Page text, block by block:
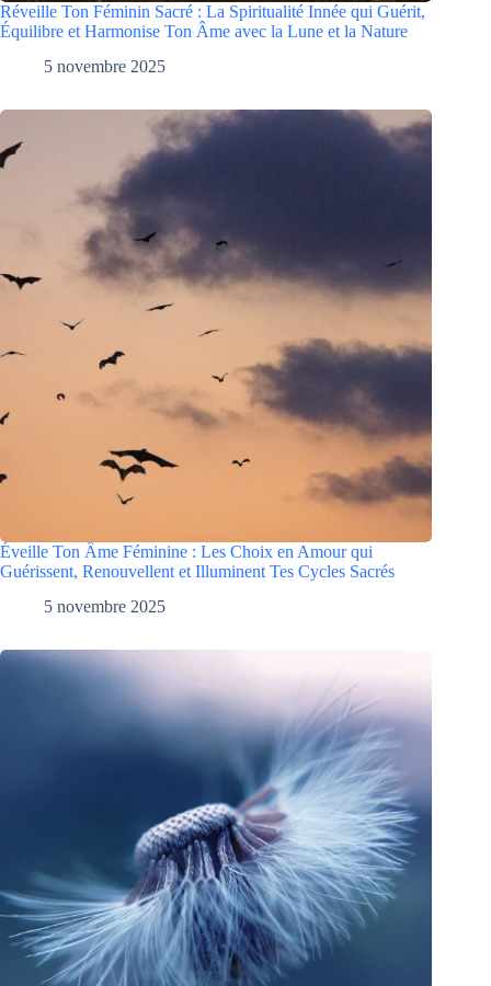
Réveille Ton Féminin Sacré : La Spiritualité Innée qui Guérit,
Équilibre et Harmonise Ton Âme avec la Lune et la Nature
5 novembre 2025
Éveille Ton Âme Féminine : Les Choix en Amour qui
Guérissent, Renouvellent et Illuminent Tes Cycles Sacrés
5 novembre 2025